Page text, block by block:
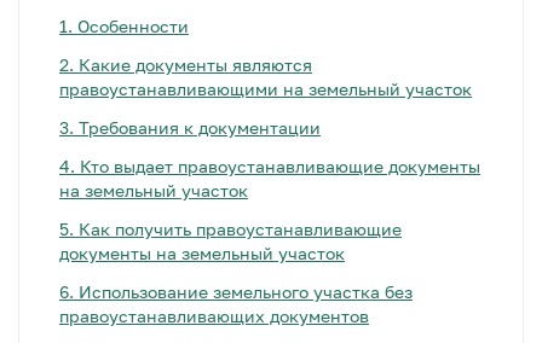
1. Особенности
2. Какие документы являются
правоустанавливающими на земельный участок
3. Требования к документации
4. Кто выдает правоустанавливающие документы
на земельный участок
5. Как получить правоустанавливающие
документы на земельный участок
6. Использование земельного участка без
правоустанавливающих документов